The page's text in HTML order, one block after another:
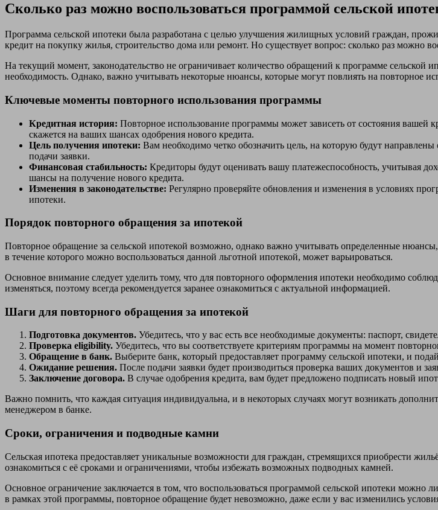
Сколько раз можно воспользоваться программой сельской
Программа сельской ипотеки была разработана с целью улучшения жилищных условий граждан,
кредит на покупку жилья, строительство дома или ремонт. Но существует вопрос: сколько раз можно
На текущий момент, законодательство не ограничивает количество обращений к программе сельской
необходимость. Однако, важно учитывать некоторые нюансы, которые могут повлиять на повторное
Ключевые моменты повторного использования программы
Кредитная история: Повторное использование программы может зависеть от состояния
скажется на ваших шансах одобрения нового кредита.
Цель получения ипотеки: Вам необходимо четко обозначить цель, на которую будут
подачи заявки.
Финансовая стабильность: Кредиторы будут оценивать вашу платежеспособность, учитывая
шансы на получение нового кредита.
Изменения в законодательстве: Регулярно проверяйте обновления и изменения в условиях
ипотеки.
Порядок повторного обращения за ипотекой
Повторное обращение за сельской ипотекой возможно, однако важно учитывать определенные
в течение которого можно воспользоваться данной льготной ипотекой, может варьироваться.
Основное внимание следует уделить тому, что для повторного оформления ипотеки необходимо
изменяться, поэтому всегда рекомендуется заранее ознакомиться с актуальной информацией.
Шаги для повторного обращения за ипотекой
Подготовка документов. Убедитесь, что у вас есть все необходимые документы: паспорт,
Проверка eligibility. Убедитесь, что вы соответствуете критериям программы на момент
Обращение в банк. Выберите банк, который предоставляет программу сельской ипотеки, и
Ожидание решения. После подачи заявки будет производиться проверка ваших документов и
Заключение договора. В случае одобрения кредита, вам будет предложено подписать новый
Важно помнить, что каждая ситуация индивидуальна, и в некоторых случаях могут возникать
менеджером в банке.
Сроки, ограничения и подводные камни
Сельская ипотека предоставляет уникальные возможности для граждан, стремящихся приобрести
ознакомиться с её сроками и ограничениями, чтобы избежать возможных подводных камней.
Основное ограничение заключается в том, что воспользоваться программой сельской ипотеки
в рамках этой программы, повторное обращение будет невозможно, даже если у вас изменились